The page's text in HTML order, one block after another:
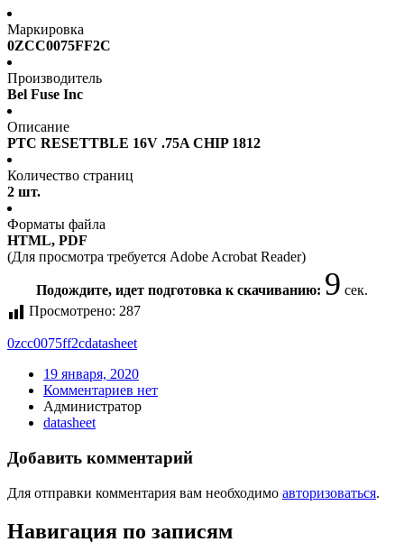
Маркировка
0ZCC0075FF2C
Производитель
Bel Fuse Inc
Описание
PTC RESETTBLE 16V .75A CHIP 1812
Количество страниц
2 шт.
Форматы файла
HTML, PDF
(Для просмотра требуется Adobe Acrobat Reader)
Подождите, идет подготовка к скачиванию: 8 сек.
Просмотрено: 287
0zcc0075ff2cdatasheet
19 января, 2020
Комментариев нет
Администратор
datasheet
Добавить комментарий
Для отправки комментария вам необходимо авторизоваться.
Навигация по записям